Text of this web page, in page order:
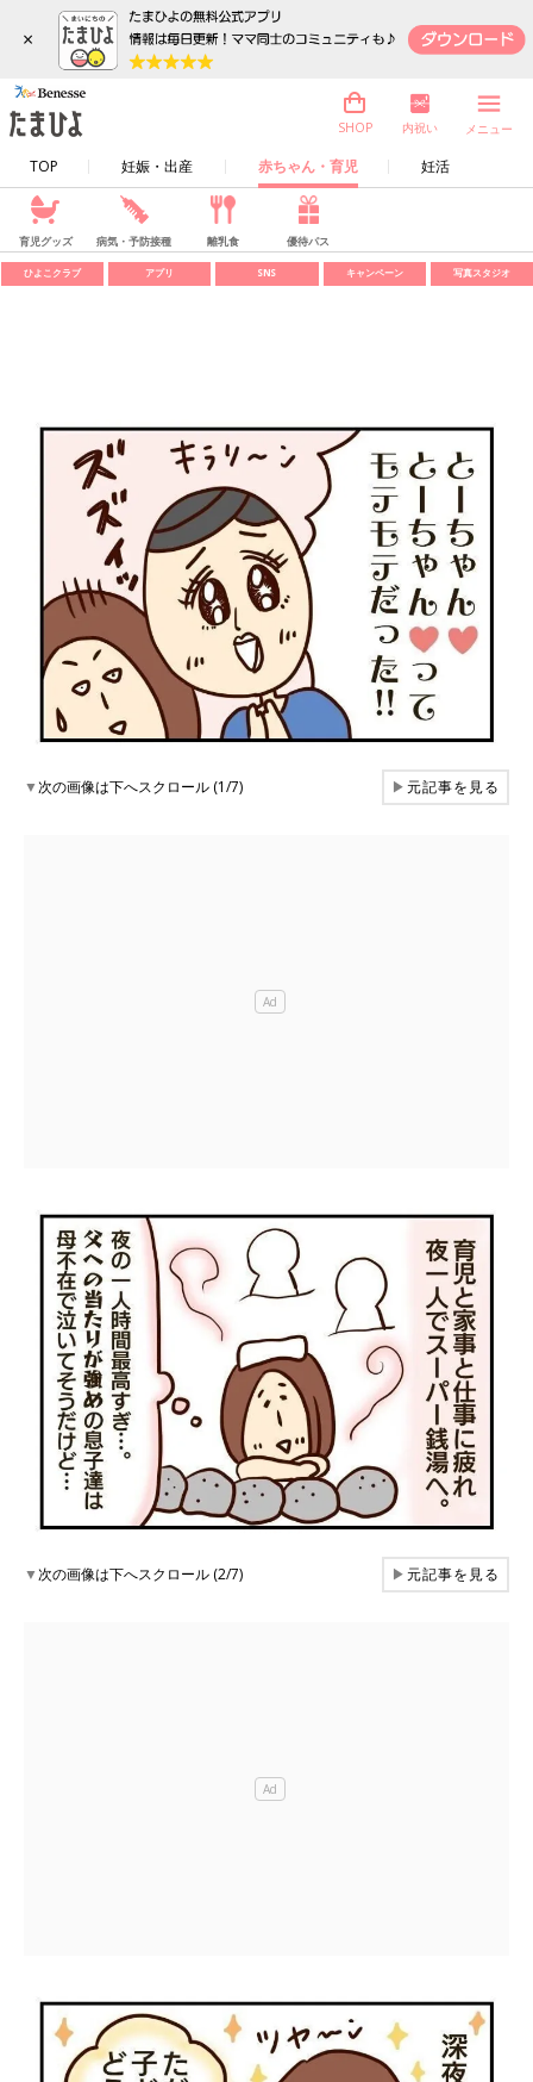
×
TOP 妊娠・出産 赤ちゃん・育児 妊活
SHOP 内祝い メニュー
育児グッズ 病気・予防接種 離乳食 優待パス
ひよこクラブ アプリ SNS キャンペーン 写真スタジオ
▼次の画像は下へスクロール (1/7) ▶元記事を見る
▼次の画像は下へスクロール (2/7) ▶元記事を見る